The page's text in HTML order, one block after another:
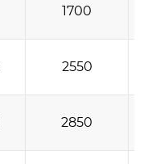
1700
2550
2850